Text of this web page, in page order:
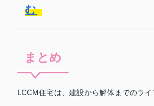
む
まとめ
LCCM住宅は、建設から解体までのラ